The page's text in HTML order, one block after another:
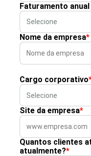
Faturamento
Nome da empresa*
Cargo corporativo
Site da empresa*
Quantos clientes
atualmente?*